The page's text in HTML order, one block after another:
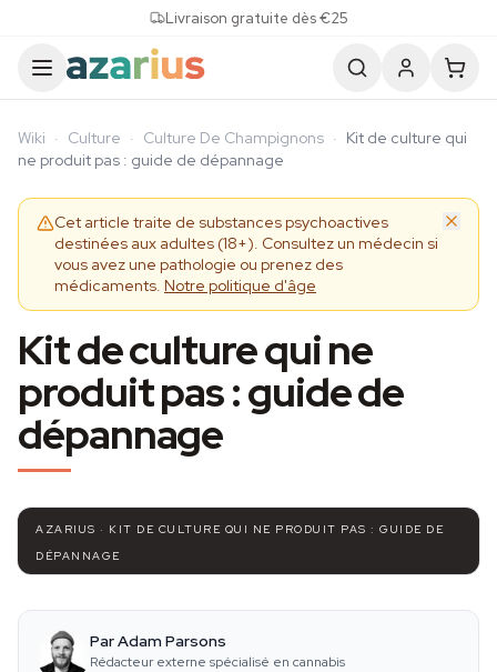
Livraison gratuite dès €25
Wiki · Culture · Culture De Champignons · Kit de culture qui
ne produit pas : guide de dépannage
Cet article traite de substances psychoactives
destinées aux adultes (18+). Consultez un médecin si
vous avez une pathologie ou prenez des
médicaments. Notre politique d'âge
Kit de culture qui ne
produit pas : guide de
dépannage
AZARIUS · KIT DE CULTURE QUI NE PRODUIT PAS : GUIDE DE
DÉPANNAGE
Par Adam Parsons
Rédacteur externe spécialisé en cannabis